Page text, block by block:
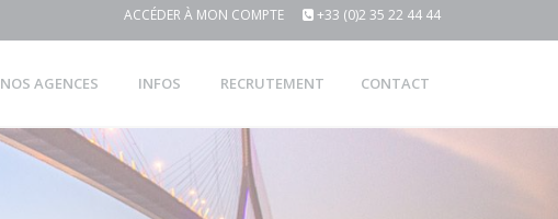
ACCÉDER À MON COMPTE +33 (0)2 35 22 44 44
NOS AGENCES INFOS RECRUTEMENT CONTACT